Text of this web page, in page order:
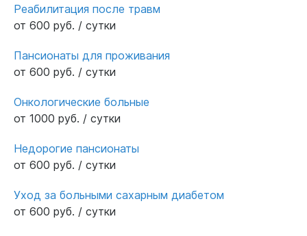
Реабилитация после травм
от 600 руб. / сутки
Пансионаты для проживания
от 600 руб. / сутки
Онкологические больные
от 1000 руб. / сутки
Недорогие пансионаты
от 600 руб. / сутки
Уход за больными сахарным диабетом
от 600 руб. / сутки